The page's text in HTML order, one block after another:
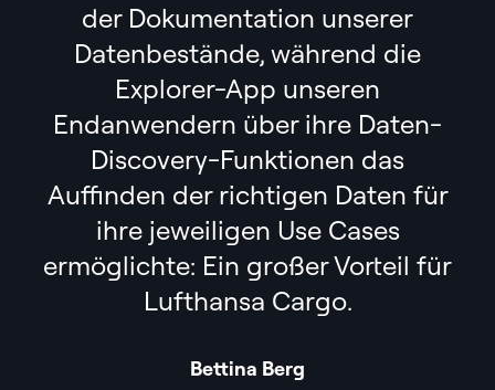
der Dokumentation unserer
Datenbestände, während die
Explorer-App unseren
Endanwendern über ihre Daten-
Discovery-Funktionen das
Auffinden der richtigen Daten für
ihre jeweiligen Use Cases
ermöglichte: Ein großer Vorteil für
Lufthansa Cargo.
Bettina Berg